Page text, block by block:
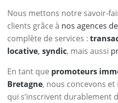
Nous mettons notre savoir-
clients grâce à nos agences
complète de services :
locative, syndic, mais aussi
En tant que promoteurs
Bretagne, nous concevons et
qui s’inscrivent durablement